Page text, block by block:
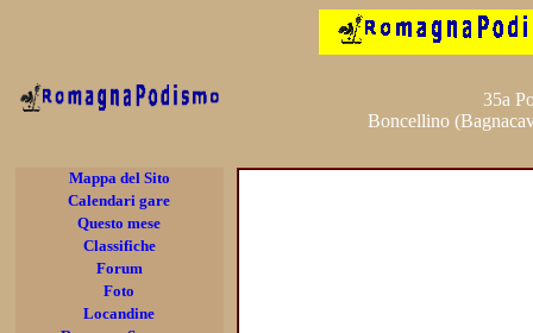
35a
Boncellino
Mappa del Sito
Calendari gare
Questo mese
Classifiche
Forum
Foto
Locandine